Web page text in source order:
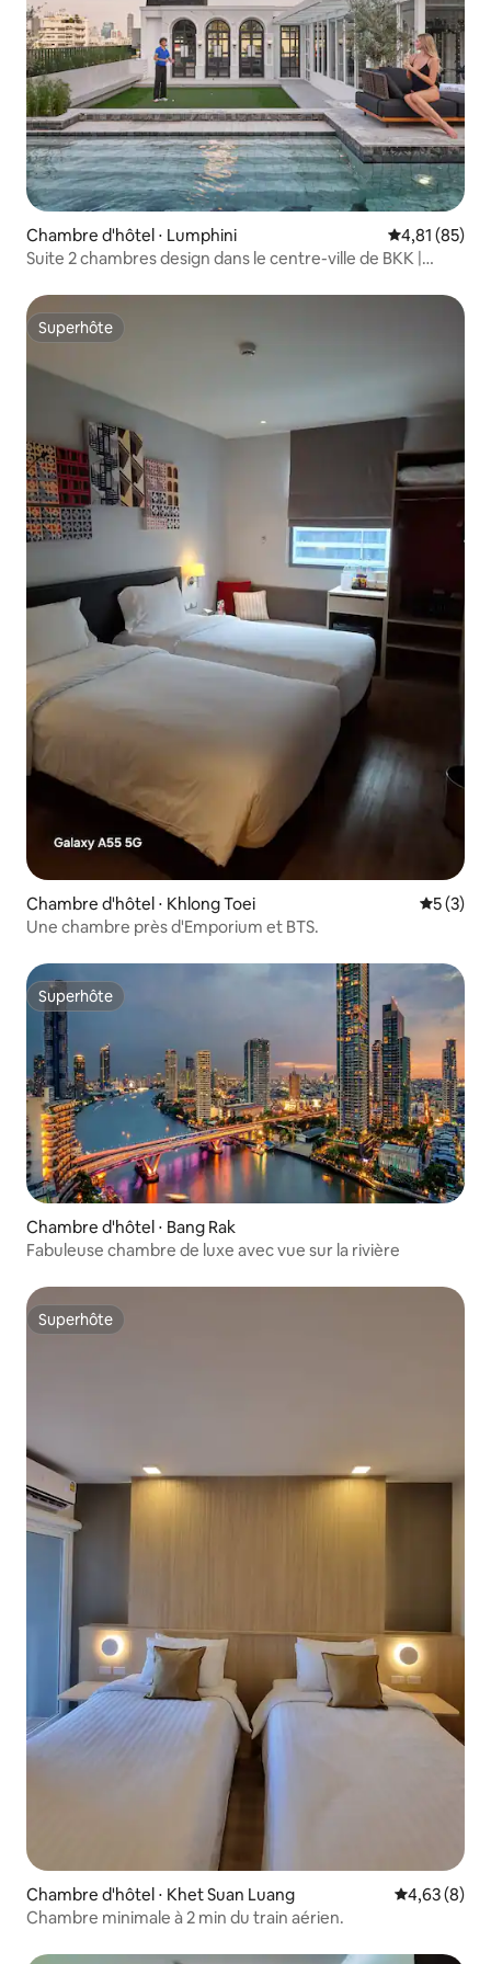
Chambre d'hôtel ⋅ Lumphini Évaluation
4,81 (85)
Suite 2 chambres design dans le centre-ville de BKK |
Superhôte
Superhôte
Chambre d'hôtel ⋅ Khlong Toei
5 (3)
Une chambre près d'Emporium et BTS.
Superhôte
Superhôte
Chambre d'hôtel ⋅ Bang Rak
Fabuleuse chambre de luxe avec vue sur la rivière
Superhôte
Superhôte
Chambre d'hôtel ⋅ Khet Suan Luang Évaluation
4,63 (8)
Chambre minimale à 2 min du train aérien.